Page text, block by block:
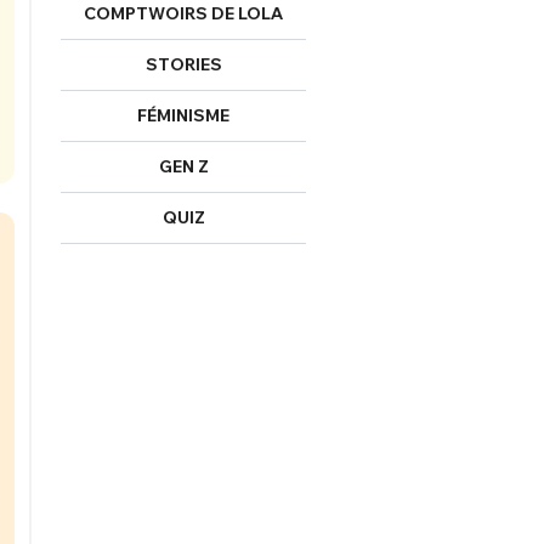
COMPTWOIRS DE LOLA
STORIES
FÉMINISME
GEN Z
QUIZ